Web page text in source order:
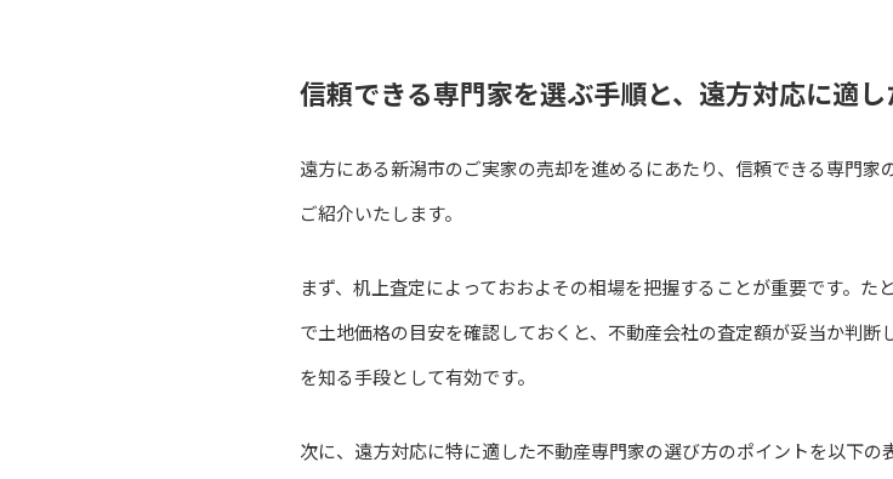
信頼できる専門家を選ぶ手順と、遠方対応に適
遠方にある新潟市のご実家の売却を進めるにあたり、信頼できる専門
ご紹介いたします。
まず、机上査定によっておおよその相場を把握することが重要です。
で土地価格の目安を確認しておくと、不動産会社の査定額が妥当か判
を知る手段として有効です。
次に、遠方対応に特に適した不動産専門家の選び方のポイントを以下の